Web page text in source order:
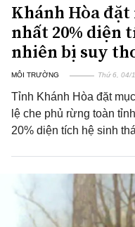
Khánh Hòa
nhất 20% diện
nhiên bị suy
MÔI TRƯỜNG Thứ 6, 04/
Tỉnh Khánh Hòa đặt
lệ che phủ rừng toàn
20% diện tích hệ sinh